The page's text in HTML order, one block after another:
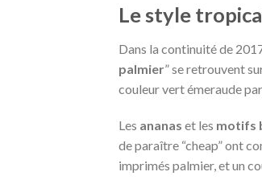
Le style
Dans la continuité de
palmier” se retrouvent
couleur vert émeraude
Les ananas et les motifs
de paraître “cheap” ont
imprimés palmier, et un